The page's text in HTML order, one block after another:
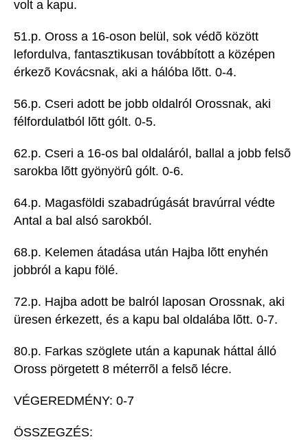
volt a kapu.
51.p. Oross a 16-oson belül, sok védõ között
lefordulva, fantasztikusan továbbított a középen
érkezõ Kovácsnak, aki a hálóba lõtt. 0-4.
56.p. Cseri adott be jobb oldalról Orossnak, aki
félfordulatból lõtt gólt. 0-5.
62.p. Cseri a 16-os bal oldaláról, ballal a jobb felsõ
sarokba lõtt gyönyörû gólt. 0-6.
64.p. Magasföldi szabadrúgását bravúrral védte
Antal a bal alsó sarokból.
68.p. Kelemen átadása után Hajba lõtt enyhén
jobbról a kapu fölé.
72.p. Hajba adott be balról laposan Orossnak, aki
üresen érkezett, és a kapu bal oldalába lõtt. 0-7.
80.p. Farkas szöglete után a kapunak háttal álló
Oross pörgetett 8 méterrõl a felsõ lécre.
VÉGEREDMÉNY: 0-7
ÖSSZEGZÉS: